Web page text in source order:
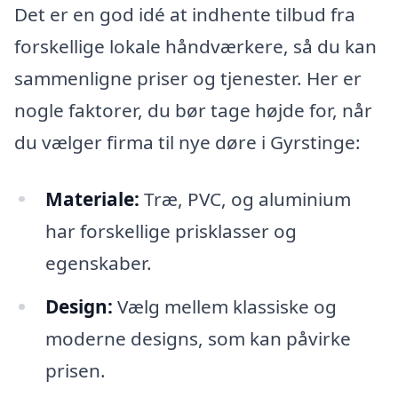
Det er en god idé at indhente tilbud fra
forskellige lokale håndværkere, så du kan
sammenligne priser og tjenester. Her er
nogle faktorer, du bør tage højde for, når
du vælger firma til nye døre i Gyrstinge:
Materiale: Træ, PVC, og aluminium
har forskellige prisklasser og
egenskaber.
Design: Vælg mellem klassiske og
moderne designs, som kan påvirke
prisen.